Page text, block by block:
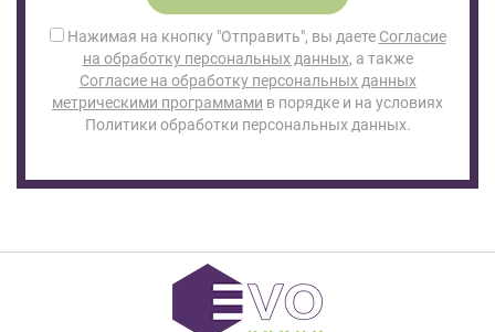
Нажимая на кнопку "Отправить", вы даете Согласие
на обработку персональных данных, а также
Согласие на обработку персональных данных
метрическими программами в порядке и на условиях
Политики обработки персональных данных.